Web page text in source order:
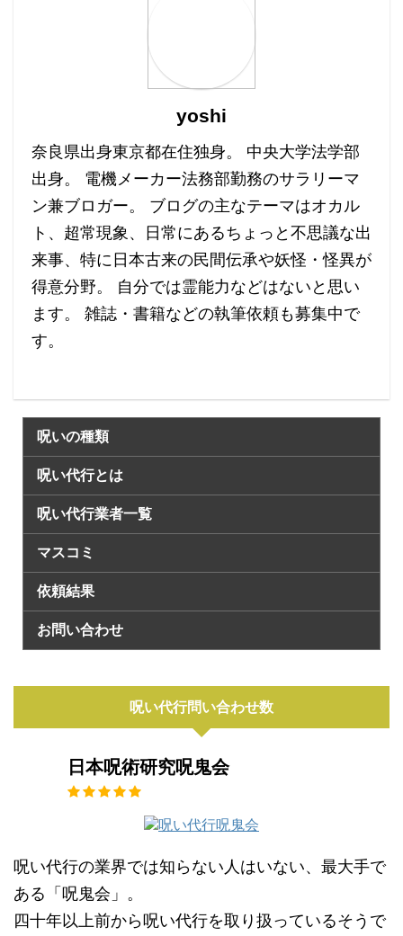
yoshi
奈良県出身東京都在住独身。 中央大学法学部
出身。 電機メーカー法務部勤務のサラリーマ
ン兼ブロガー。 ブログの主なテーマはオカル
ト、超常現象、日常にあるちょっと不思議な出
来事、特に日本古来の民間伝承や妖怪・怪異が
得意分野。 自分では霊能力などはないと思い
ます。 雑誌・書籍などの執筆依頼も募集中で
す。
呪いの種類
呪い代行とは
呪い代行業者一覧
マスコミ
依頼結果
お問い合わせ
呪い代行問い合わせ数
日本呪術研究呪鬼会
呪い代行の業界では知らない人はいない、最大手で
ある「呪鬼会」。
四十年以上前から呪い代行を取り扱っているそうで